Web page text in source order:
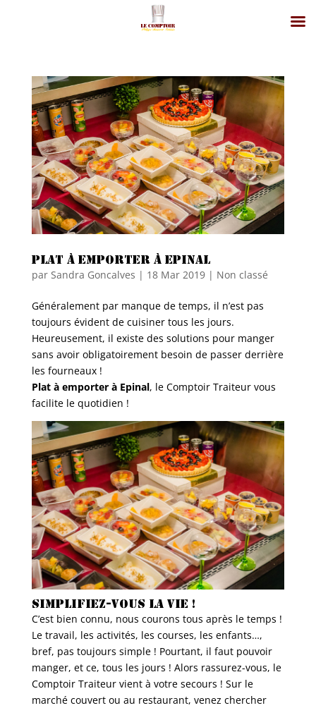
Plat à emporter à Epinal
par Sandra Goncalves | 18 Mar 2019| Non classé
Généralement par manque de temps, il n’est pas
toujours évident de cuisiner tous les jours.
Heureusement, il existe des solutions pour manger
sans avoir obligatoirement besoin de passer derrière
les fourneaux !
Plat à emporter à Epinal, le Comptoir Traiteur vous
facilite le quotidien !
Simplifiez-vous la vie !
C’est bien connu, nous courons tous après le temps !
Le travail, les activités, les courses, les enfants…,
bref, pas toujours simple ! Pourtant, il faut pouvoir
manger, et ce, tous les jours ! Alors rassurez-vous, le
Comptoir Traiteur vient à votre secours ! Sur le
marché couvert ou au restaurant, venez chercher